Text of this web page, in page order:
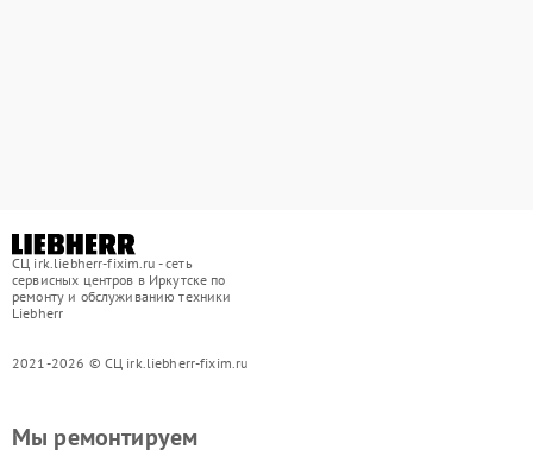
СЦ irk.liebherr-fixim.ru - сеть
сервисных центров в Иркутске по
ремонту и обслуживанию техники
Liebherr
2021-2026 © СЦ irk.liebherr-fixim.ru
Мы ремонтируем